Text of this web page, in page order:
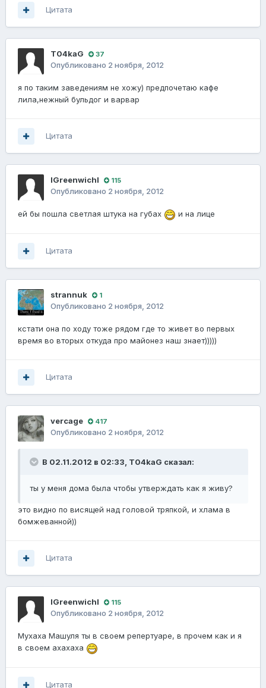
Цитата
T04kaG 37
Опубликовано 2 ноября, 2012
я по таким заведениям не хожу) предпочетаю кафе
лила,нежный бульдог и варвар
Цитата
lGreenwichl 115
Опубликовано 2 ноября, 2012
ей бы пошла светлая штука на губах и на лице
Цитата
strannuk 1
Опубликовано 2 ноября, 2012
кстати она по ходу тоже рядом где то живет во первых
время во вторых откуда про майонез наш знает)))))
Цитата
vercage 417
Опубликовано 2 ноября, 2012
В 02.11.2012 в 02:33, T04kaG сказал:
ты у меня дома была чтобы утверждать как я живу?
это видно по висящей над головой тряпкой, и хлама в
бомжеванной))
Цитата
lGreenwichl 115
Опубликовано 2 ноября, 2012
Мухаха Машуля ты в своем репертуаре, в прочем как и я
в своем ахахаха
Цитата